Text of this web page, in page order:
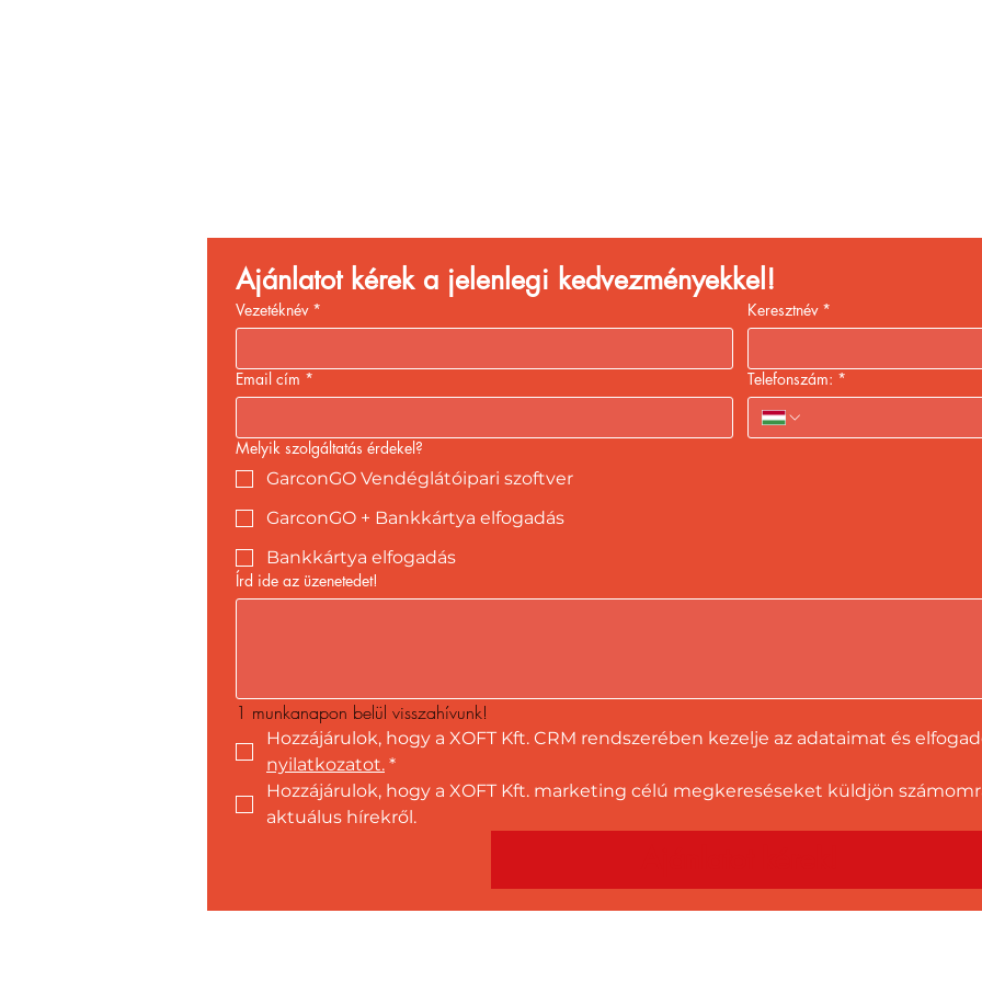
Ajánlatot kérek a jelenlegi kedvezményekkel!
Vezetéknév * Keresztnév *
Email cím * Telefonszám: *
Melyik szolgáltatás érdekel?
GarconGO Vendéglátóipari szoftver
GarconGO + Bankkártya elfogadás
Bankkártya elfogadás
Írd ide az üzenetedet!
1 munkanapon belül visszahívunk!
Hozzájárulok, hogy a XOFT Kft. CRM rendszerében kezelje az adataimat és
nyilatkozatot. *
Hozzájárulok, hogy a XOFT Kft. marketing célú megkereséseket küldjön
aktuálus hírekről.